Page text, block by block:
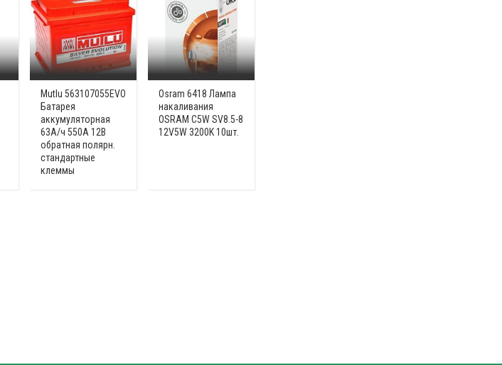
Mutlu 563107055EVO
Батарея
аккумуляторная
63А/ч 550А 12В
обратная полярн.
стандартные
клеммы
Osram 6418 Лампа
накаливания
OSRAM C5W SV8.5-8
12V5W 3200K 10шт.